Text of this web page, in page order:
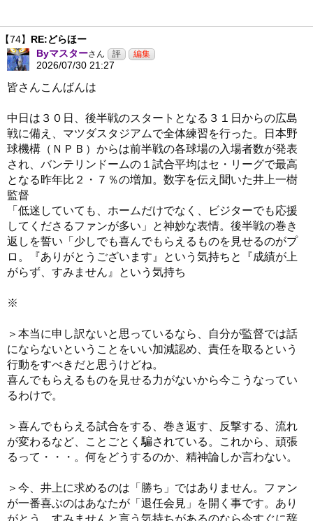
【74】 RE:どらほー
Byマスターさん
2026/07/30 21:27
皆さんこんばんは
中日は３０日、後半戦のスタートとなる３１日からの広島
戦に備え、マツダスタジアムで全体練習を行った。日本野
球機構（ＮＰＢ）からは前半戦の各球場の入場者数が発表
され、バンテリンドームの１試合平均はセ・リーグで最高
となる昨年比２・７％の増加。数字を伝え聞いた井上一樹
監督
「低迷していても、ホームだけでなく、ビジターでも応援
してくださるファンが多い」と神妙な表情。後半戦の巻き
返しを誓い「少しでも喜んでもらえるものを見せるのがプ
ロ。『ありがとうございます』という気持ちと『成績が上
がらず、すみません』という気持ち
※
＞本当に申し訳ないと思っているなら、自分が監督では話
にならないということをいい加減認め、責任を取るという
行動をすべきだと思うけどね。
喜んでもらえるものを見せる力がないから今こうなってい
るわけで。
＞喜んでもらえる試合をする、巻き返す、反撃する、流れ
が変わるなど、ことごとく騙されている。これから、頑張
るって・・・。何をどうするのか、精神論しか言わない。
＞今、井上に求めるのは「勝ち」ではありません。ファン
が一番喜ぶのはあなたが「退任会見」を開く事です。あり
がとう、すみませんと言う気持ちがあるのなら今すぐに辞